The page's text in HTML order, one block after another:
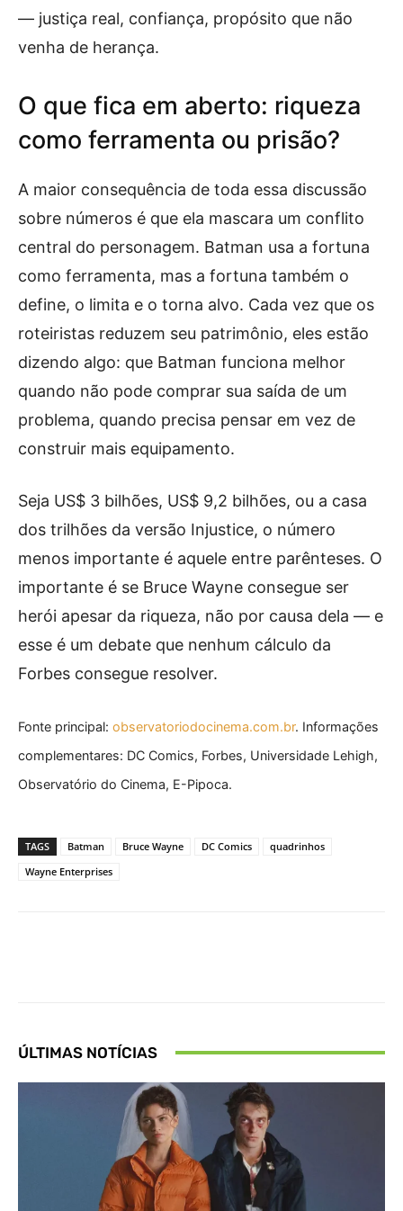
— justiça real, confiança, propósito que não
venha de herança.
O que fica em aberto: riqueza
como ferramenta ou prisão?
A maior consequência de toda essa discussão
sobre números é que ela mascara um conflito
central do personagem. Batman usa a fortuna
como ferramenta, mas a fortuna também o
define, o limita e o torna alvo. Cada vez que os
roteiristas reduzem seu patrimônio, eles estão
dizendo algo: que Batman funciona melhor
quando não pode comprar sua saída de um
problema, quando precisa pensar em vez de
construir mais equipamento.
Seja US$ 3 bilhões, US$ 9,2 bilhões, ou a casa
dos trilhões da versão Injustice, o número
menos importante é aquele entre parênteses. O
importante é se Bruce Wayne consegue ser
herói apesar da riqueza, não por causa dela — e
esse é um debate que nenhum cálculo da
Forbes consegue resolver.
Fonte principal: observatoriodocinema.com.br. Informações
complementares: DC Comics, Forbes, Universidade Lehigh,
Observatório do Cinema, E-Pipoca.
TAGS Batman Bruce Wayne DC Comics
quadrinhos
Wayne Enterprises
ÚLTIMAS NOTÍCIAS